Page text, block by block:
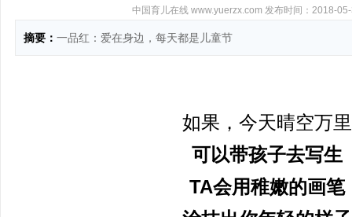
中国育儿在线 www.yuerzx.com 发布时间：2018-
摘要： 一品红：爱在身边，每天都是儿童节
如果，今天晴空万里
可以带孩子去写生
TA会用稚嫩的画笔